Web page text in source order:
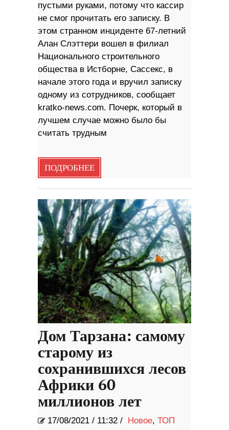
пустыми руками, потому что кассир
не смог прочитать его записку. В
этом странном инциденте 67-летний
Алан Слэттери вошел в филиал
Национального строительного
общества в Истборне, Сассекс, в
начале этого года и вручил записку
одному из сотрудников, сообщает
kratko-news.com. Почерк, который в
лучшем случае можно было бы
считать трудным
ПОДРОБНЕЕ
Дом Тарзана: самому
старому из
сохранившихся лесов
Африки 60
миллионов лет
17/08/2021 / 11:32 / Новое, ТОП